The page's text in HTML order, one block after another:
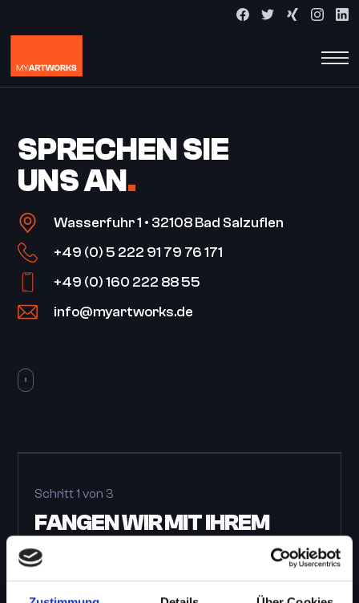
SPRECHEN SIE
UNS AN.
Wasserfuhr 1 • 32108 Bad Salzuflen
+49 (0) 5 222 91 79 76 171
+49 (0) 160 222 88 55
info@myartworks.de
Schritt 1 von 3
FANGEN WIR MIT IHREM
NAMEN AN
Bitte füllen Sie die folgenden Felder aus, damit
wir uns mit Ihnen über unserer Dienstleistung in